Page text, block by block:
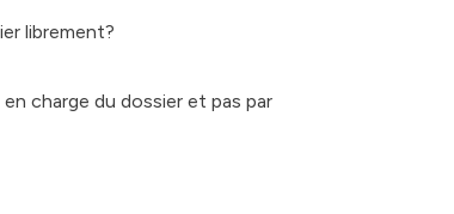
librement?
charge du dossier et pas par